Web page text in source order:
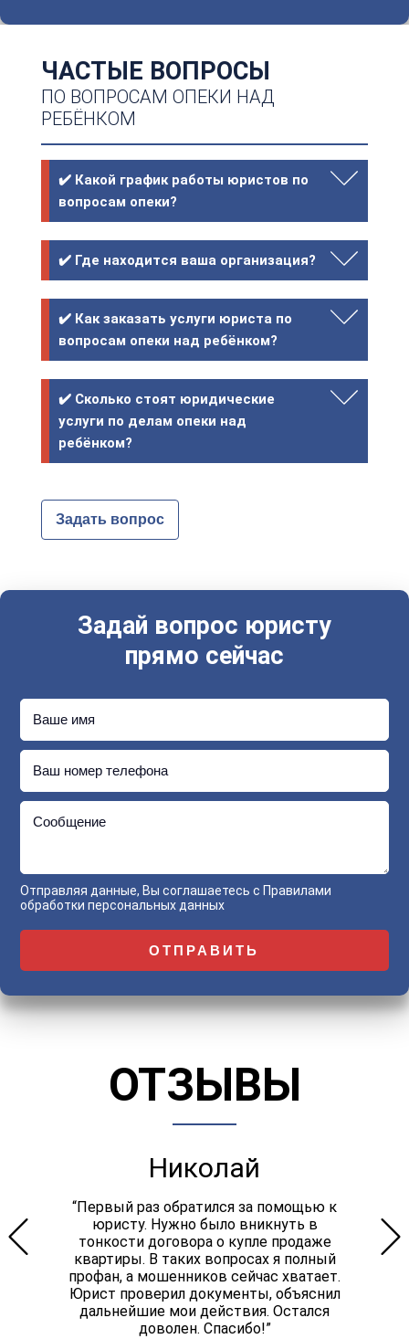
ЧАСТЫЕ ВОПРОСЫ
ПО ВОПРОСАМ ОПЕКИ НАД
РЕБЁНКОМ
✔️ Какой график работы юристов по
вопросам опеки?
✔️ Где находится ваша организация?
✔️ Как заказать услуги юриста по
вопросам опеки над ребёнком?
✔️ Сколько стоят юридические
услуги по делам опеки над
ребёнком?
Задать вопрос
Задай вопрос юристу
прямо сейчас
Ваше имя
Ваш номер телефона
Сообщение
Отправляя данные, Вы соглашаетесь с Правилами
обработки персональных данных
ОТЗЫВЫ
Николай
“Первый раз обратился за помощью к
юристу. Нужно было вникнуть в
тонкости договора о купле продаже
квартиры. В таких вопросах я полный
профан, а мошенников сейчас хватает.
Юрист проверил документы, объяснил
дальнейшие мои действия. Остался
доволен. Спасибо!”